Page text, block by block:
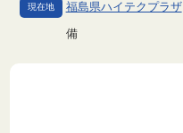
現在地 福島県ハイテクプラザ
備